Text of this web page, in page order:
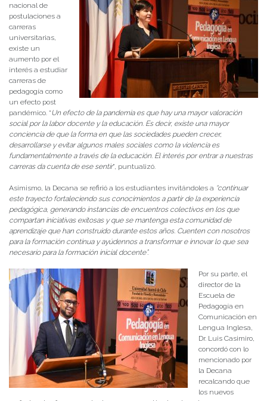
nacional de
postulaciones a
carreras
universitarias,
existe un
aumento por el
interés a estudiar
carreras de
pedagogía como
un efecto post
pandémico. “Un efecto de la pandemia es que hay una mayor valoración
social por la labor docente y la educación. Es decir, existe una mayor
conciencia de que la forma en que las sociedades pueden crecer,
desarrollarse y evitar algunos males sociales como la violencia es
fundamentalmente a través de la educación. El interés por entrar a nuestras
carreras da cuenta de ese sentir”, puntualizó.
Asimismo, la Decana se refirió a los estudiantes invitándoles a “continuar
este trayecto fortaleciendo sus conocimientos a partir de la experiencia
pedagógica, generando instancias de encuentros colectivos en los que
compartan iniciativas exitosas y que se mantenga esta comunidad de
aprendizaje que han construido durante estos años. Cuenten con nosotros
para la formación continua y ayúdennos a transformar e innovar lo que sea
necesario para la formación inicial docente”.
Por su parte, el
director de la
Escuela de
Pedagogía en
Comunicación en
Lengua Inglesa,
Dr. Luis Casimiro,
concordó con lo
mencionado por
la Decana
recalcando que
los nuevos